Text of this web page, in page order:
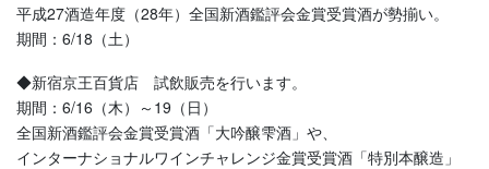
平成27酒造年度（28年）全国新酒鑑評会金賞受賞酒が勢揃い。
期間：6/18（土）
◆新宿京王百貨店 試飲販売を行います。
期間：6/16（木）～19（日）
全国新酒鑑評会金賞受賞酒「大吟醸雫酒」や、
インターナショナルワインチャレンジ金賞受賞酒「特別本醸造」